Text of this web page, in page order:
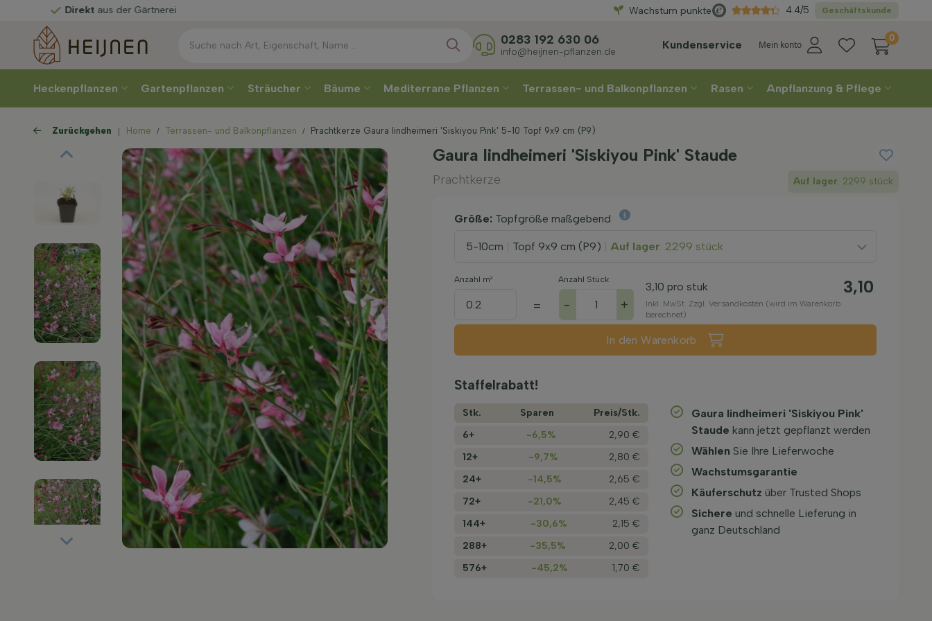
aus der Gärtnerei WählenSie Ihre Lieferwoche
Wachstum punkte Geschäftskunde
4.4/5
Kundenservice Mein konto
0
0283 192 630 06
info@heijnen-pflanzen.de
Heckenpflanzen Gartenpflanzen Sträucher Bäume Mediterrane Pflanzen Terrassen- und Balkonpflanzen Rasen Anpflanzung & Pflege
Zurückgehen Home Terrassen- und Balkonpflanzen Prachtkerze Gaura lindheimeri 'Siskiyou Pink' 5-10 Topf 9x9 cm (P9)
Gaura lindheimeri 'Siskiyou Pink' Staude
Prachtkerze Auf lager: 2299 stück
Größe: Topfgröße maßgebend
5-10cm Topf 9x9 cm (P9) Auf lager: 2299 stück
Anzahl m²
=
Anzahl Stück
- +
3,10 pro stuk 3,10
Inkl. MwSt. Zzgl. Versandkosten (wird im Warenkorb
berechnet)
In den Warenkorb
Staffelrabatt!
Stk. Sparen
Preis/­Stk.
6+
-6,5%
2,90 €
12+
-9,7%
2,80 €
24+
-14,5%
2,65 €
72+
-21,0%
2,45 €
144+
-30,6%
2,15 €
288+
-35,5%
2,00 €
576+
-45,2% 1,70 €
Gaura lindheimeri 'Siskiyou Pink'
Staude kann jetzt gepflanzt werden
Wählen Sie Ihre Lieferwoche
Wachstums­garantie
Käuferschutz über Trusted Shops
Sichere und schnelle Lieferung in
ganz Deutschland